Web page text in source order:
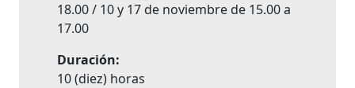
18.00 / 10 y 17 de noviembre de 15.00 a
17.00
Duración:
10 (diez) horas